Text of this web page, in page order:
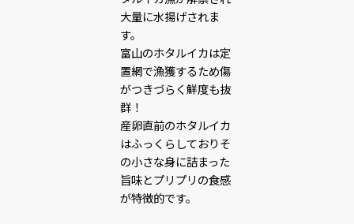
大量に水揚げされま
す。
富山のホタルイカは定
置網で漁獲するため傷
がつきづらく鮮度も抜
群！
産卵直前のホタルイカ
はふっくらしておりそ
の小さな身に詰まった
旨味とプリプリの食感
が特徴的です。